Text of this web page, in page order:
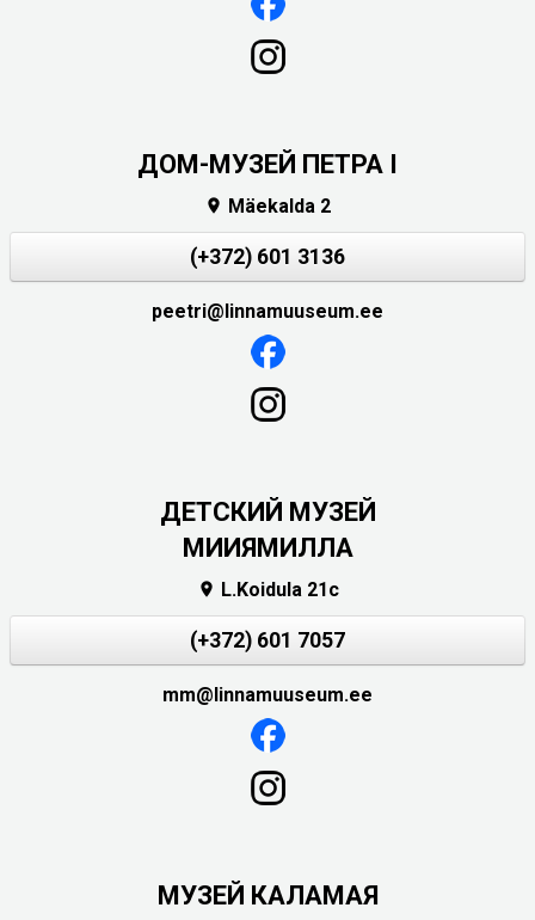
ДОМ-МУЗЕЙ ПЕТРА I
 Mäekalda 2
(+372) 601 3136
peetri@linnamuuseum.ee
ДЕТСКИЙ МУЗЕЙ
МИИЯМИЛЛА
 L.Koidula 21c
(+372) 601 7057
mm@linnamuuseum.ee
МУЗЕЙ КАЛАМАЯ